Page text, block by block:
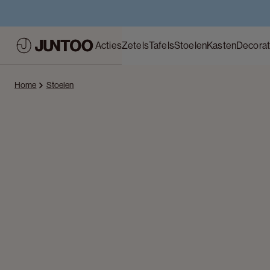
ActiesZetelsTafelsStoelenKasten
Home Stoelen